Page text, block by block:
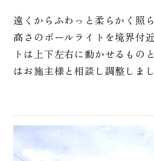
遠くからふわっと柔らかく照
高さのポールライトを境界付
トは上下左右に動かせるもの
はお施主様と相談し調整しまし